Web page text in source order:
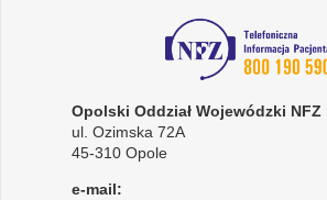
Opolski Oddział Wojewódzki NFZ
ul. Ozimska 72A
45-310 Opole
e-mail: